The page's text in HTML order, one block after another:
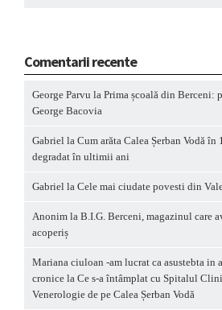
Comentarii recente
George Parvu la Prima școală din Berceni:
George Bacovia
Gabriel la Cum arăta Calea Șerban Vodă în
degradat în ultimii ani
Gabriel la Cele mai ciudate povesti din
Anonim la B.I.G. Berceni, magazinul care
acoperiș
Mariana ciuloan -am lucrat ca asustebta in
cronice la Ce s-a întâmplat cu Spitalul
Venerologie de pe Calea Șerban Vodă